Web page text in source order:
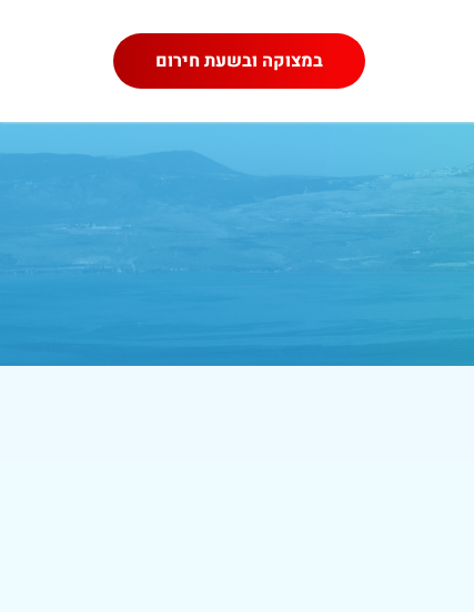
במצוקה ובשעת חירום